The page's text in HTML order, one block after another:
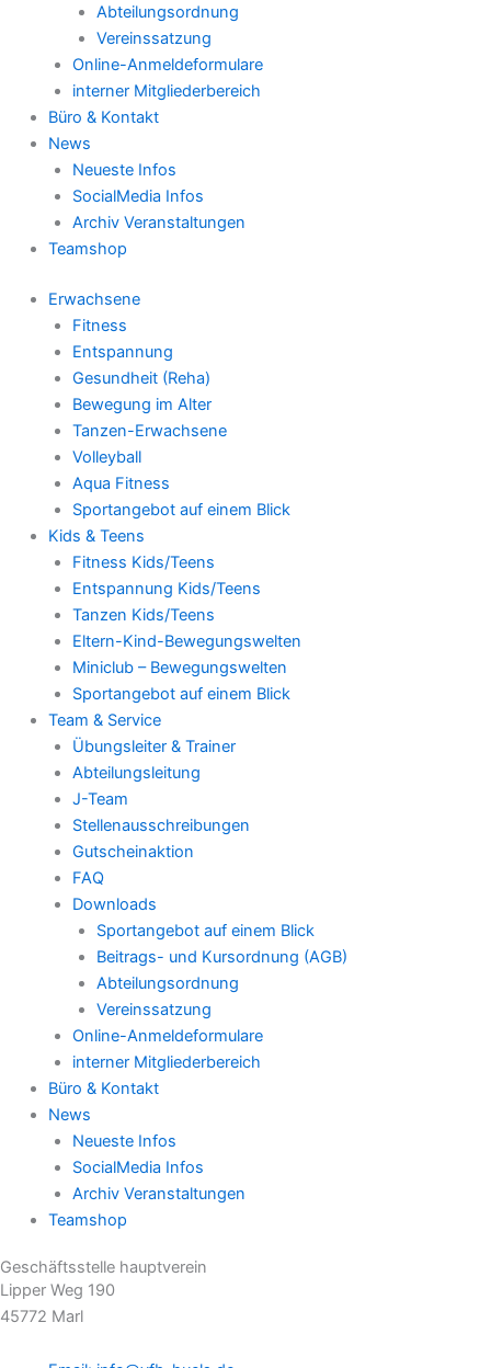
Abteilungsordnung
Vereinssatzung
Online-Anmeldeformulare
interner Mitgliederbereich
Büro & Kontakt
News
Neueste Infos
SocialMedia Infos
Archiv Veranstaltungen
Teamshop
Erwachsene
Fitness
Entspannung
Gesundheit (Reha)
Bewegung im Alter
Tanzen-Erwachsene
Volleyball
Aqua Fitness
Sportangebot auf einem Blick
Kids & Teens
Fitness Kids/Teens
Entspannung Kids/Teens
Tanzen Kids/Teens
Eltern-Kind-Bewegungswelten
Miniclub – Bewegungswelten
Sportangebot auf einem Blick
Team & Service
Übungsleiter & Trainer
Abteilungsleitung
J-Team
Stellenausschreibungen
Gutscheinaktion
FAQ
Downloads
Sportangebot auf einem Blick
Beitrags- und Kursordnung (AGB)
Abteilungsordnung
Vereinssatzung
Online-Anmeldeformulare
interner Mitgliederbereich
Büro & Kontakt
News
Neueste Infos
SocialMedia Infos
Archiv Veranstaltungen
Teamshop
Geschäftsstelle hauptverein
Lipper Weg 190
45772 Marl